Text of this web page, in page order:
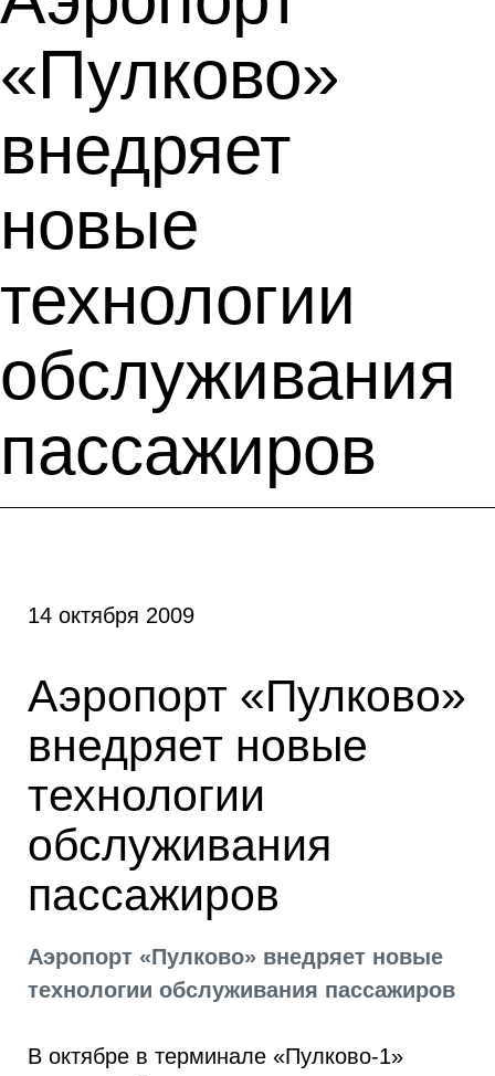
«Пулково»
внедряет
новые
технологии
обслуживания
пассажиров
14 октября 2009
Аэропорт «Пулково»
внедряет новые
технологии
обслуживания
пассажиров
Аэропорт «Пулково» внедряет новые
технологии обслуживания пассажиров
В октябре в терминале «Пулково-1»